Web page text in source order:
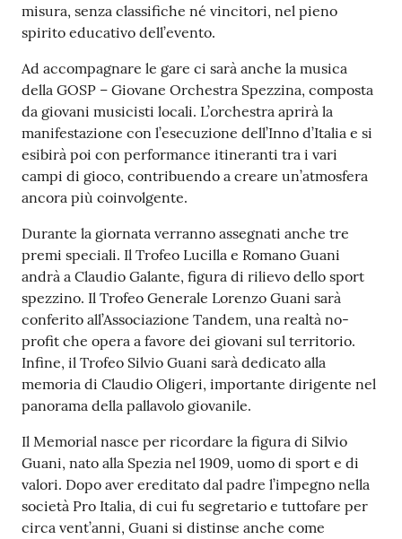
su
misura, senza classifiche né vincitori, nel pieno
spirito educativo dell’evento.
Ad accompagnare le gare ci sarà anche la musica
della GOSP – Giovane Orchestra Spezzina, composta
da giovani musicisti locali. L’orchestra aprirà la
manifestazione con l’esecuzione dell’Inno d’Italia e si
esibirà poi con performance itineranti tra i vari
campi di gioco, contribuendo a creare un’atmosfera
ancora più coinvolgente.
Durante la giornata verranno assegnati anche tre
premi speciali. Il Trofeo Lucilla e Romano Guani
andrà a Claudio Galante, figura di rilievo dello sport
spezzino. Il Trofeo Generale Lorenzo Guani sarà
conferito all’Associazione Tandem, una realtà no-
profit che opera a favore dei giovani sul territorio.
Infine, il Trofeo Silvio Guani sarà dedicato alla
memoria di Claudio Oligeri, importante dirigente nel
panorama della pallavolo giovanile.
Il Memorial nasce per ricordare la figura di Silvio
Guani, nato alla Spezia nel 1909, uomo di sport e di
valori. Dopo aver ereditato dal padre l’impegno nella
società Pro Italia, di cui fu segretario e tuttofare per
circa vent’anni, Guani si distinse anche come